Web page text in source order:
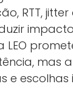
RTT,
LEO
mas
e